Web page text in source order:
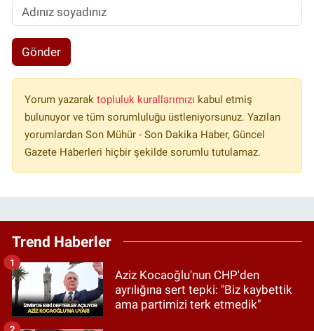
Gönder
Yorum yazarak topluluk kurallarımızı kabul etmiş
bulunuyor ve tüm sorumluluğu üstleniyorsunuz. Yazılan
yorumlardan Son Mühür - Son Dakika Haber, Güncel
Gazete Haberleri hiçbir şekilde sorumlu tutulamaz.
Trend Haberler
Aziz Kocaoğlu'nun CHP'den
ayrılığına sert tepki: "Biz kaybettik
ama partimizi terk etmedik"
1
2